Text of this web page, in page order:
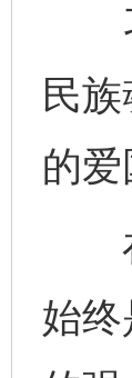
习
民
的爱
在
始